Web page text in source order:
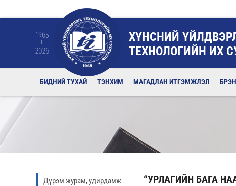
1965
2026
ХҮНСНИЙ
ТЕХНОЛОГИЙН ИХ
БИДНИЙ ТУХАЙ ТЭНХИМ МАГАДЛАН ИТГЭМЖЛЭЛ
Дүрэм журам, удирдамж
“УРЛАГИЙН БАГА